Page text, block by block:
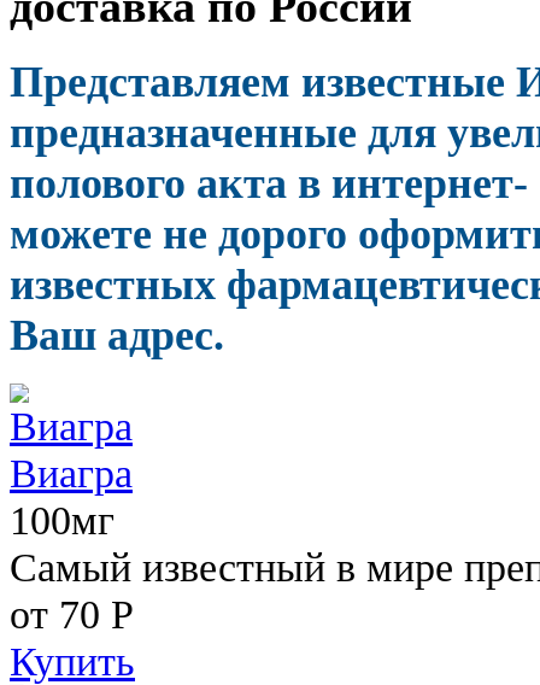
Представляем известные
предназначенные для
полового акта в
можете не дорого
известных
Ваш адрес.
Виагра
100мг
Самый известный в мире
от 70 Р
Купить